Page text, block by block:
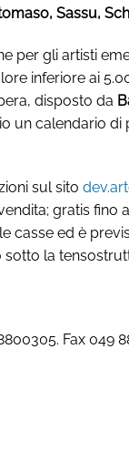
Sassu,
per gli artisti
inferiore ai
disposto da
un calendario
sul sito
gratis
casse ed è
sotto la
Fax 049